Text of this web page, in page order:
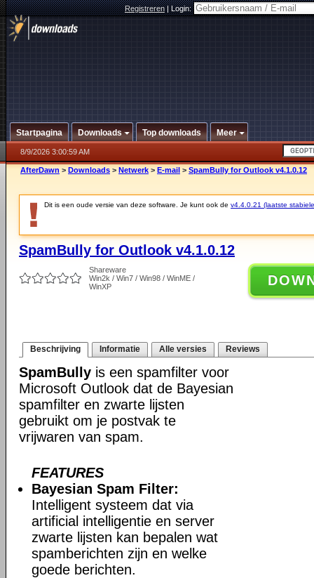
Registreren|Login:
Startpagina Downloads Top downloads Meer
8/9/2026 3:00:59 AM
AfterDawn > Downloads > Netwerk > E-mail > SpamBully for Outlook v4.1.0.12
Dit is een oude versie van deze software. Je kunt ook de v4.4.0.21 (laatste
SpamBully for Outlook v4.1.0.12
Shareware
Win2k / Win7 / Win98 / WinME /
WinXP
Beschrijving Informatie Alle versies Reviews
SpamBully is een spamfilter voor
Microsoft Outlook dat de Bayesian
spamfilter en zwarte lijsten
gebruikt om je postvak te
vrijwaren van spam.
FEATURES
Bayesian Spam Filter:
Intelligent systeem dat via
artificial intelligentie en server
zwarte lijsten kan bepalen wat
spamberichten zijn en welke
goede berichten.